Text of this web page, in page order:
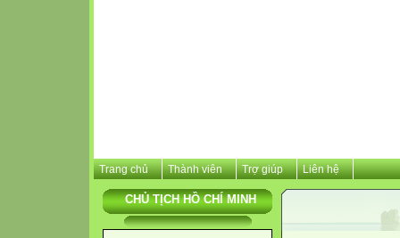
Trang chủ Thành viên Trợ giúp Liên hệ
CHỦ TỊCH HỒ CHÍ MINH